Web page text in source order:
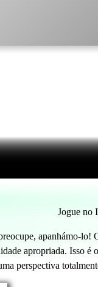
Jogue no
apanhámo-lo!
apropriada. Isso é
perspectiva